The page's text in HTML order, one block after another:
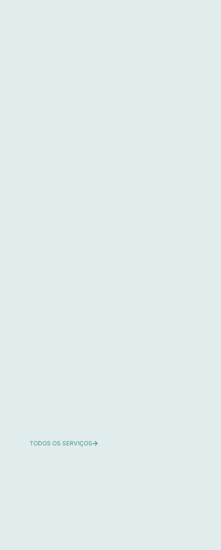
TODOS OS SERVIÇOS